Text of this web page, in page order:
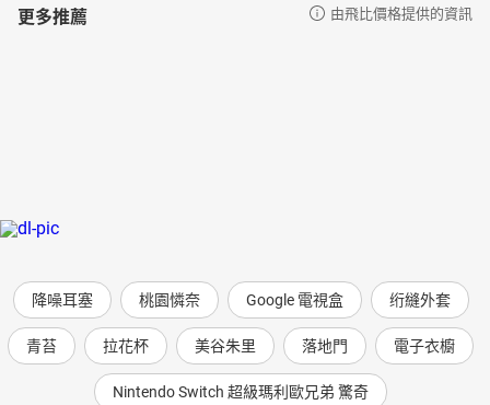
更多推薦 由飛比價格提供的資訊
降噪耳塞 桃園憐奈 Google 電視盒 绗縫外套
青苔 拉花杯 美谷朱里 落地門 電子衣櫥
Nintendo Switch 超級瑪利歐兄弟 驚奇